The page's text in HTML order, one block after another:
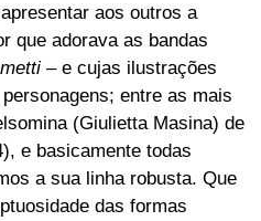
aos outros a
que adorava as bandas
– e cujas ilustrações
entre as mais
(Giulietta Masina) de
e basicamente todas
a sua linha robusta. Que
das formas